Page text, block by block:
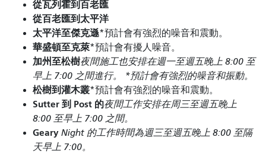
從瓦列霍到百老匯
從百老匯到太平洋
太平洋至傑克遜*預計會有強烈的噪音和震動。
華盛頓至克萊*預計會有擾人噪音。
加州至松樹夜間施工也安排在週一至週五晚上 8:00 至
早上 7:00 之間進行。 *預計會有強烈的噪音和振動。
松樹到灌木叢*預計會有強烈的噪音和震動。
Sutter 到 Post 的夜間工作安排在周三至週五晚上
8:00 至早上 7:00 之間。
Geary Night 的工作時間為週三至週五晚上 8:00 至隔
天早上 7:00。